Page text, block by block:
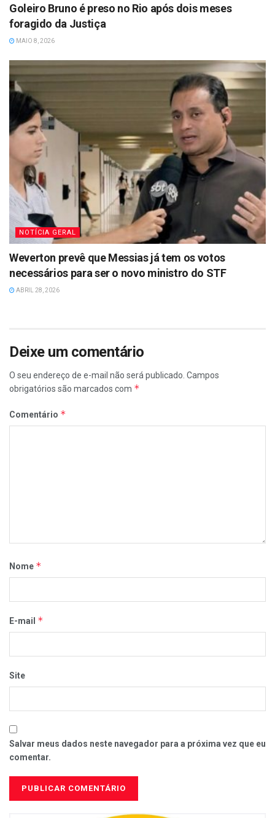
Goleiro Bruno é preso no Rio após dois meses
foragido da Justiça
MAIO 8, 2026
NOTÍCIA GERAL
Weverton prevê que Messias já tem os votos
necessários para ser o novo ministro do STF
ABRIL 28, 2026
Deixe um comentário
O seu endereço de e-mail não será publicado. Campos
obrigatórios são marcados com *
Comentário *
Nome *
E-mail *
Site
Salvar meus dados neste navegador para a próxima vez que eu
comentar.